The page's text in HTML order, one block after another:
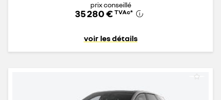
prix conseillé
35 280 € TVAc*
voir les détails